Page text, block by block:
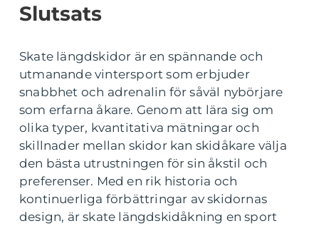
Slutsats
Skate längdskidor är en spännande och
utmanande vintersport som erbjuder
snabbhet och adrenalin för såväl nybörjare
som erfarna åkare. Genom att lära sig om
olika typer, kvantitativa mätningar och
skillnader mellan skidor kan skidåkare välja
den bästa utrustningen för sin åkstil och
preferenser. Med en rik historia och
kontinuerliga förbättringar av skidornas
design, är skate längdskidåkning en sport